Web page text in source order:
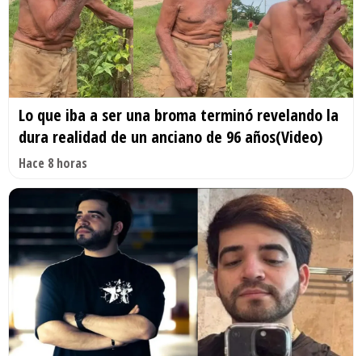
Lo que iba a ser una broma terminó revelando la
dura realidad de un anciano de 96 años(Video)
Hace 8 horas